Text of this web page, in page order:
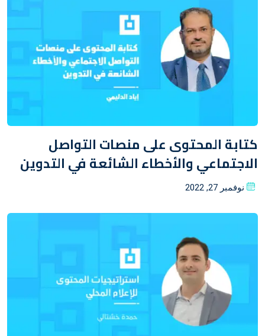
كتابة المحتوى على منصات التواصل
الاجتماعي والأخطاء الشائعة في التدوين
Posted
نوفمبر 27, 2022